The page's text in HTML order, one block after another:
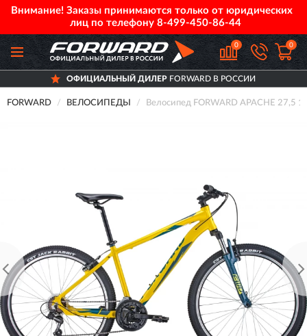
Внимание! Заказы принимаются только от юридических
лиц по телефону 8-499-450-86-44
0 0
ОФИЦИАЛЬНЫЙ ДИЛЕРFORWARD В РОССИИ
FORWARD ВЕЛОСИПЕДЫ Велосипед FORWARD APACHE 27,5